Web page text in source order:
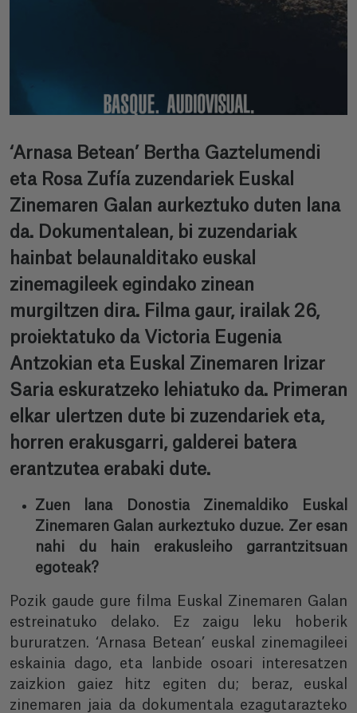
‘Arnasa Betean’ Bertha Gaztelumendi
eta Rosa Zufía zuzendariek Euskal
Zinemaren Galan aurkeztuko duten lana
da. Dokumentalean, bi zuzendariak
hainbat belaunalditako euskal
zinemagileek egindako zinean
murgiltzen dira. Filma gaur, irailak 26,
proiektatuko da Victoria Eugenia
Antzokian eta Euskal Zinemaren Irizar
Saria eskuratzeko lehiatuko da. Primeran
elkar ulertzen dute bi zuzendariek eta,
horren erakusgarri, galderei batera
erantzutea erabaki dute.
Zuen lana Donostia Zinemaldiko Euskal
Zinemaren Galan aurkeztuko duzue. Zer esan
nahi du hain erakusleiho garrantzitsuan
egoteak?
Pozik gaude gure filma Euskal Zinemaren Galan
estreinatuko delako. Ez zaigu leku hoberik
bururatzen. ‘Arnasa Betean’ euskal zinemagileei
eskainia dago, eta lanbide osoari interesatzen
zaizkion gaiez hitz egiten du; beraz, euskal
zinemaren jaia da dokumentala ezagutarazteko